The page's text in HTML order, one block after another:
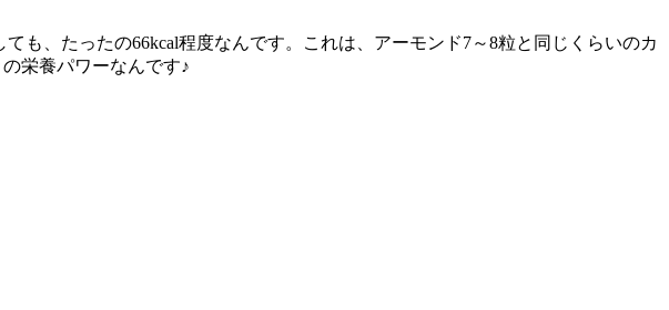
も、たったの66kcal程度なんです。これは、アーモンド7～8粒と同じくらいのカ
栄養パワーなんです♪